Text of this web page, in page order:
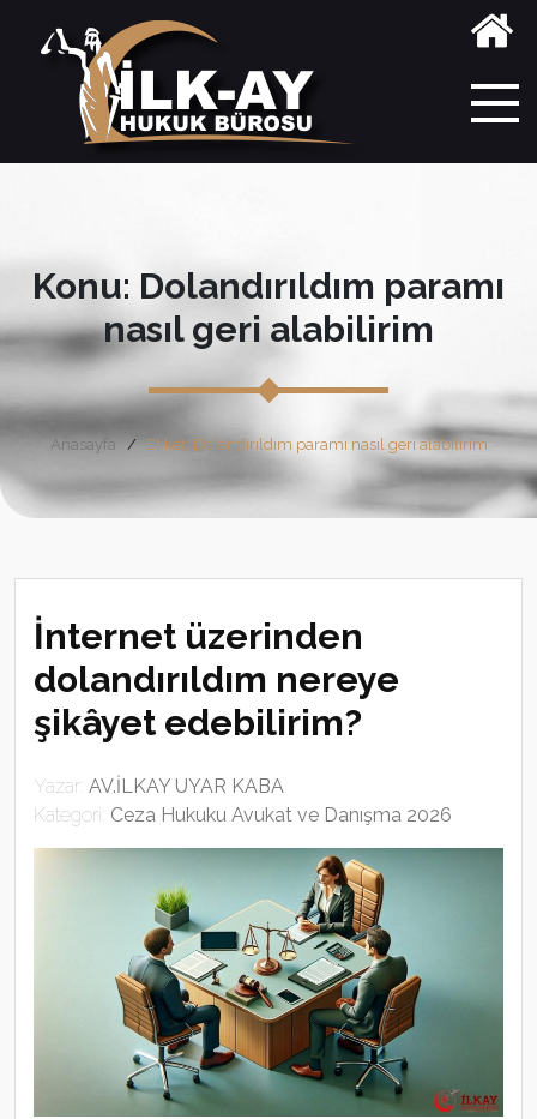
Konu: Dolandırıldım paramı
nasıl geri alabilirim
Anasayfa Etiket: Dolandırıldım paramı nasıl geri alabilirim
İnternet üzerinden
dolandırıldım nereye
şikâyet edebilirim?
Yazar: AV.İLKAY UYAR KABA
Kategori: Ceza Hukuku Avukat ve Danışma 2026